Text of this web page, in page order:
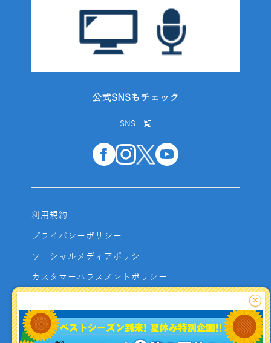
公式SNSもチェック
SNS一覧
利用規約
プライバシーポリシー
ソーシャルメディアポリシー
カスタマーハラスメントポリシー
よくあるご質問
お問い合わせ
×